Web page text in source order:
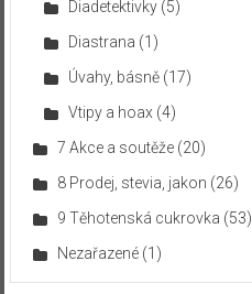
Diadetektivky(5)
Diastrana (1)
Úvahy, básně(17)
Vtipy a hoax (4)
7 Akce a soutěže(20)
8 Prodej, stevia, jakon (26)
9 Těhotenská cukrovka (53)
Nezařazené(1)